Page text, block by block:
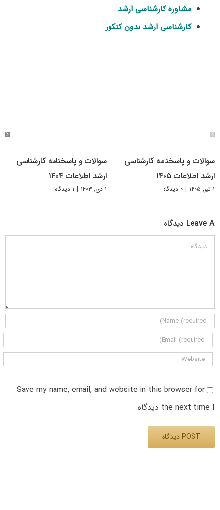
مشاوره کارشناسی ارشد
کارشناسی ارشد بدون کنکور
سوالات و پاسخنامه کارشناسی
ارشد اطلاعات ۱۴۰۵
۱ تیر, ۱۴۰۵ | ۰ دیدگاه
سوالات و پاسخنامه کارشناسی
ارشد اطلاعات ۱۴۰۴
۱ دی, ۱۴۰۳ | ۱ دیدگاه
Leave A دیدگاه
دیدگاه
Save my name, email, and website in this browser for
the next time I دیدگاه.